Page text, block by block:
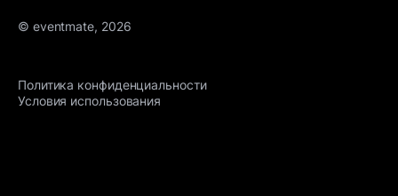
© eventmate, 2026
Политика конфиденциальности
Условия использования